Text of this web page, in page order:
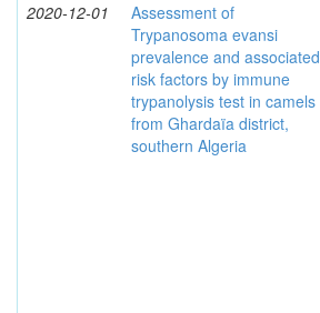
2020-12-01
Assessment of
Trypanosoma evansi
prevalence and associated
risk factors by immune
trypanolysis test in camels
from Ghardaïa district,
southern Algeria